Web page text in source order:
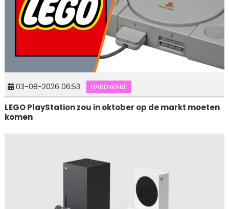
03-08-2026 06:53 HARDWARE
LEGO PlayStation zou in oktober op de markt moeten
komen